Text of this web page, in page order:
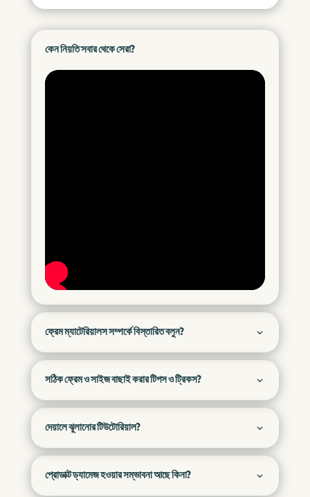
কেন নিয়তি সবার থেকে সেরা?
ফ্রেম ম্যাটেরিয়ালস সম্পর্কে বিস্তারিত বলুন?
সঠিক ফ্রেম ও সাইজ বাছাই করার টিপস ও ট্রিকস?
দেয়ালে ঝুলানোর টিউটোরিয়াল?
প্রোডাক্ট ড্যামেজ হওয়ার সম্ভাবনা আছে কিনা?